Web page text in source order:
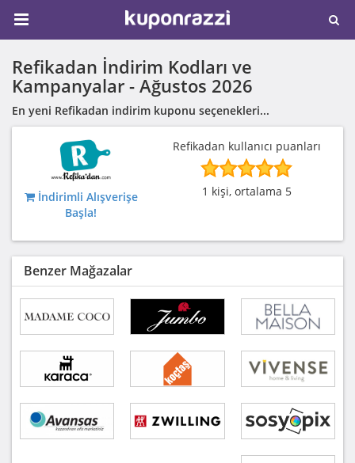
Refikadan İndirim Kodları ve
Kampanyalar - Ağustos 2026
En yeni Refikadan indirim kuponu seçenekleri...
İndirimli Alışverişe
Başla!
Refikadan kullanıcı puanları
1 kişi, ortalama 5
Benzer Mağazalar